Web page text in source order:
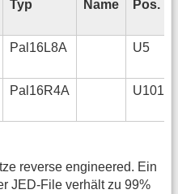
Typ Name Pos.
Pal16L8A U5
Pal16R4A U101
reverse engineered. Ein
JED-File verhält zu 99%